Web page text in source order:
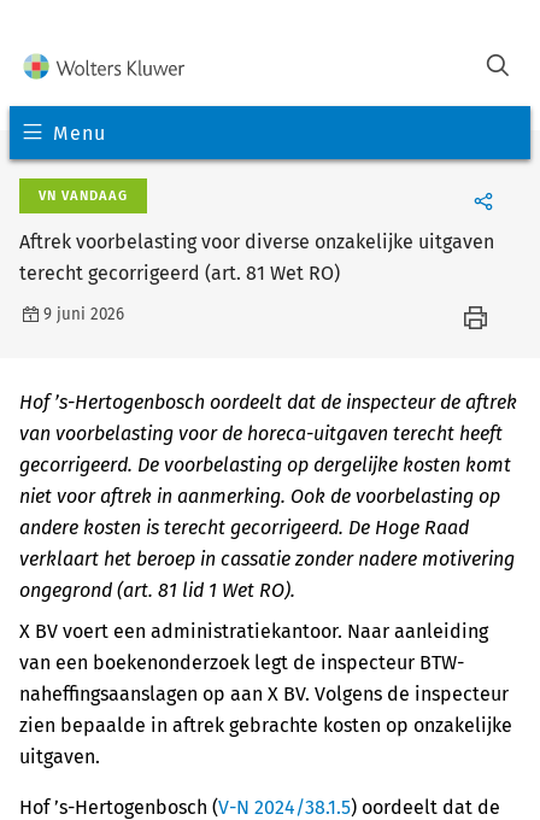
Menu
VN VANDAAG
Aftrek voorbelasting voor diverse onzakelijke uitgaven
terecht gecorrigeerd (art. 81 Wet RO)
9 juni 2026
Hof ’s-Hertogenbosch oordeelt dat de inspecteur de aftrek
van voorbelasting voor de horeca-uitgaven terecht heeft
gecorrigeerd. De voorbelasting op dergelijke kosten komt
niet voor aftrek in aanmerking. Ook de voorbelasting op
andere kosten is terecht gecorrigeerd. De Hoge Raad
verklaart het beroep in cassatie zonder nadere motivering
ongegrond (art. 81 lid 1 Wet RO).
X BV voert een administratiekantoor. Naar aanleiding
van een boekenonderzoek legt de inspecteur BTW-
naheffingsaanslagen op aan X BV. Volgens de inspecteur
zien bepaalde in aftrek gebrachte kosten op onzakelijke
uitgaven.
Hof ’s-Hertogenbosch (V-N 2024/38.1.5) oordeelt dat de